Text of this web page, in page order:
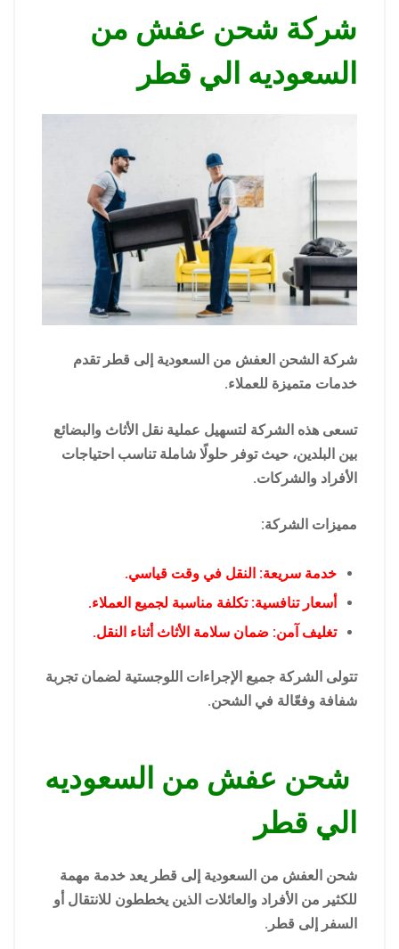
شركة شحن عفش من
السعوديه الي قطر
شركة الشحن العفش من السعودية إلى قطر تقدم
خدمات متميزة للعملاء.
تسعى هذه الشركة لتسهيل عملية نقل الأثاث والبضائع
بين البلدين، حيث توفر حلولًا شاملة تناسب احتياجات
الأفراد والشركات.
مميزات الشركة:
خدمة سريعة: النقل في وقت قياسي.
أسعار تنافسية: تكلفة مناسبة لجميع العملاء.
تغليف آمن: ضمان سلامة الأثاث أثناء النقل.
تتولى الشركة جميع الإجراءات اللوجستية لضمان تجربة
شفافة وفعّالة في الشحن.
شحن عفش من السعوديه
الي قطر
شحن العفش من السعودية إلى قطر يعد خدمة مهمة
للكثير من الأفراد والعائلات الذين يخططون للانتقال أو
السفر إلى قطر.